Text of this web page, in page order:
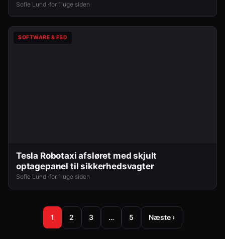
Sofie Lund ·for 1 uge siden
SOFTWARE & FSD
Tesla Robotaxi afsløret med skjult
optagepanel til sikkerhedsvagter
Sofie Lund ·for 1 uge siden
1 2 3 … 5 Næste ›